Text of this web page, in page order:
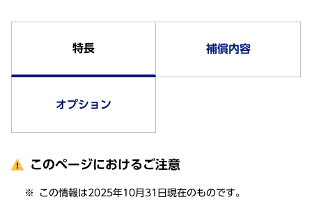
特長 補償内容
オプション
このページにおけるご注意
この情報は2025年10月31日現在のものです。